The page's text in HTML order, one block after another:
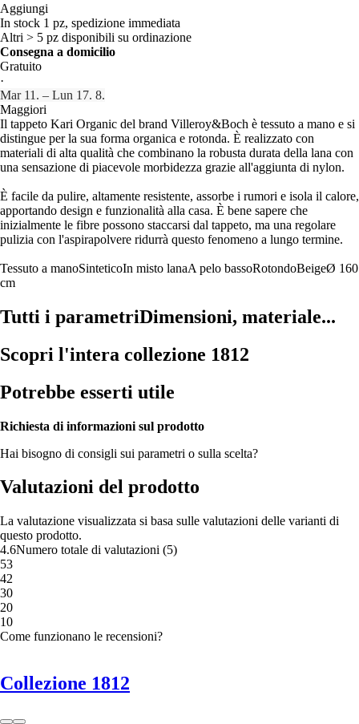
Aggiungi
In stock 1 pz, spedizione immediata
Altri > 5 pz disponibili su ordinazione
Consegna a domicilio
Gratuito
·
Mar 11. – Lun 17. 8.
Maggiori
Il tappeto Kari Organic del brand Villeroy&Boch è tessuto a mano e si
distingue per la sua forma organica e rotonda. È realizzato con
materiali di alta qualità che combinano la robusta durata della lana con
una sensazione di piacevole morbidezza grazie all'aggiunta di nylon.
È facile da pulire, altamente resistente, assorbe i rumori e isola il calore,
apportando design e funzionalità alla casa. È bene sapere che
inizialmente le fibre possono staccarsi dal tappeto, ma una regolare
pulizia con l'aspirapolvere ridurrà questo fenomeno a lungo termine.
Tessuto a manoSinteticoIn misto lanaA pelo bassoRotondoBeigeØ 160
cm
Tutti i parametriDimensioni, materiale...
Scopri l'intera collezione 1812
Potrebbe esserti utile
Richiesta di informazioni sul prodotto
Hai bisogno di consigli sui parametri o sulla scelta?
Valutazioni del prodotto
La valutazione visualizzata si basa sulle valutazioni delle varianti di
questo prodotto.
4.6Numero totale di valutazioni (5)
53
42
30
20
10
Come funzionano le recensioni?
Collezione 1812